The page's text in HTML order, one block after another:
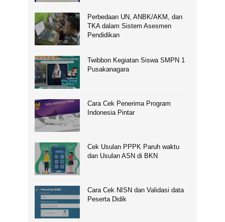
Perbedaan UN, ANBK/AKM, dan
TKA dalam Sistem Asesmen
Pendidikan
Twibbon Kegiatan Siswa SMPN 1
Pusakanagara
Cara Cek Penerima Program
Indonesia Pintar
Cek Usulan PPPK Paruh waktu
dan Usulan ASN di BKN
Cara Cek NISN dan Validasi data
Peserta Didik